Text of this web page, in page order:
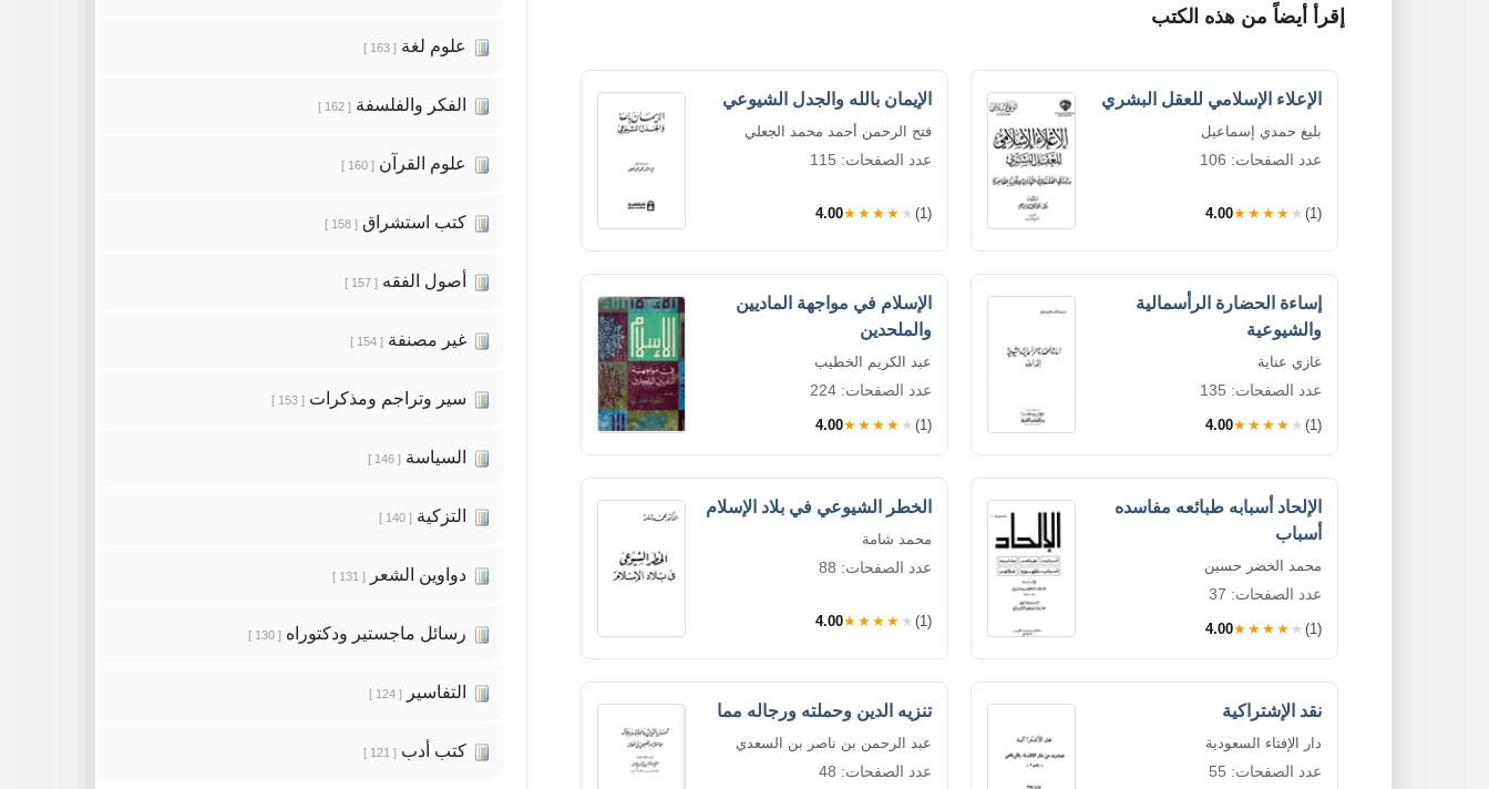
إقرأ أيضاً من هذه الكتب
الإعلاء الإسلامي للعقل البشري
بليغ حمدي إسماعيل
عدد الصفحات: 106
4.00★★★★★ (1)
الإيمان بالله والجدل الشيوعي
فتح الرحمن أحمد محمد الجعلي
عدد الصفحات: 115
4.00★★★★★ (1)
إساءة الحضارة الرأسمالية
والشيوعية
غازي عناية
عدد الصفحات: 135
4.00★★★★★ (1)
الإسلام في مواجهة الماديين
والملحدين
عبد الكريم الخطيب
عدد الصفحات: 224
4.00★★★★★ (1)
الإلحاد أسبابه طبائعه مفاسده
أسباب
محمد الخضر حسين
عدد الصفحات: 37
4.00★★★★★ (1)
الخطر الشيوعي في بلاد الإسلام
محمد شامة
عدد الصفحات: 88
4.00★★★★★ (1)
نقد الإشتراكية
دار الإفتاء السعودية
عدد الصفحات: 55
تنزيه الدين وحملته ورجاله مما
عبد الرحمن بن ناصر بن السعدي
عدد الصفحات: 48
علوم لغة [ 163 ]
الفكر والفلسفة [ 162 ]
علوم القرآن [ 160 ]
كتب استشراق [ 158 ]
أصول الفقه [ 157 ]
غير مصنفة [ 154 ]
سير وتراجم ومذكرات [ 153 ]
السياسة [ 146 ]
التزكية [ 140 ]
دواوين الشعر [ 131 ]
رسائل ماجستير ودكتوراه [ 130 ]
التفاسير [ 124 ]
كتب أدب [ 121 ]